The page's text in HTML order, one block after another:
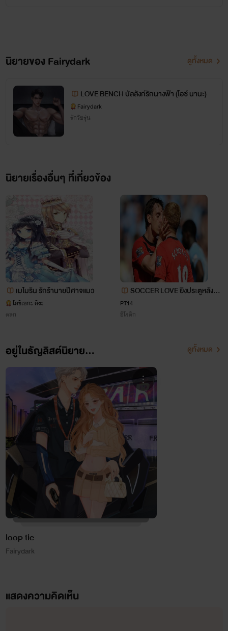
นิยายของ Fairydark ดูทั้งหมด
LOVE BENCH บัลลังก์รักนางฟ้า (ไอซ์ นานะ)
Fairydark
รักวัยรุ่น
นิยายเรื่องอื่นๆ ที่เกี่ยวข้อง
เมไมริน รักร้านายปีศาจแมว
โคชิเอกะ คิระ
ตลก
SOCCER LOVE ยิงประตูหลังสะ
กดรักนายนักบอล [NC25+]
PT14
อีโรติก
อยู่ในธัญลิสต์นิยาย... ดูทั้งหมด
loop tie
Fairydark
แสดงความคิดเห็น